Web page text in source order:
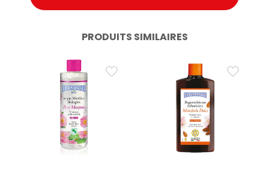
PRODUITS SIMILAIRES